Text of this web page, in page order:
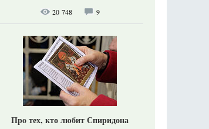
20 748 9
Про тех, кто любит Спиридона